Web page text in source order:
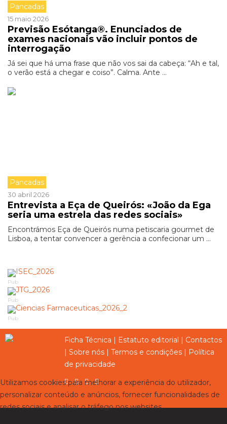
Pancadas
15 maio 2026
Previsão Esótanga®. Enunciados de
exames nacionais vão incluir pontos de
interrogação
Já sei que há uma frase que não vos sai da cabeça: “Ah e tal,
o verão está a chegar e coiso”. Calma. Ante ...
Pancadas
30 abril 2026
Entrevista a Eça de Queirós: «João da Ega
seria uma estrela das redes sociais»
Encontrámos Eça de Queirós numa petiscaria gourmet de
Lisboa, a tentar convencer a gerência a confecionar um ...
Pub
Pub
Pub
Ficha Técnica | Estatuto editorial | Contactos
| Sobre nós | Termos e condições | Política
de privacidade
Utilizamos cookies para melhorar a experiência do utilizador,
personalizar conteúdo e anúncios, fornecer funcionalidades de
redes sociais e analisar o tráfego nos websites.